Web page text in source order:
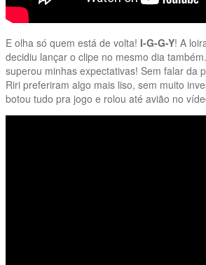
E olha só quem está de volta! I-G-G-Y! A
decidiu lançar o clipe no mesmo dia
superou minhas expectativas! Sem falar da
Riri preferiram algo mais liso, sem muito
botou tudo pra jogo e rolou até avião no